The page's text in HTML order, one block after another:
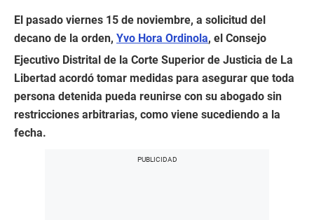
El pasado viernes 15 de noviembre, a solicitud del
decano de la orden, Yvo Hora Ordinola, el Consejo
Ejecutivo Distrital de la Corte Superior de Justicia de La
Libertad acordó tomar medidas para asegurar que toda
persona detenida pueda reunirse con su abogado sin
restricciones arbitrarias, como viene sucediendo a la
fecha.